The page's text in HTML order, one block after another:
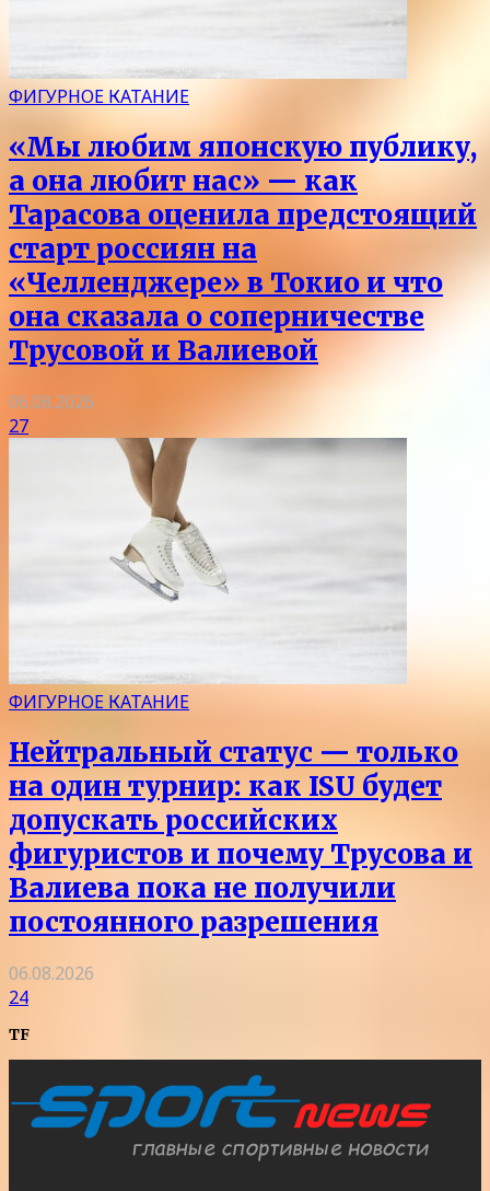
ФИГУРНОЕ КАТАНИЕ
«Мы любим японскую публику,
а она любит нас» — как
Тарасова оценила предстоящий
старт россиян на
«Челленджере» в Токио и что
она сказала о соперничестве
Трусовой и Валиевой
06.08.2026
27
ФИГУРНОЕ КАТАНИЕ
Нейтральный статус — только
на один турнир: как ISU будет
допускать российских
фигуристов и почему Трусова и
Валиева пока не получили
постоянного разрешения
06.08.2026
24
TF